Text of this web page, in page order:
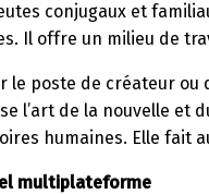
conjugaux et
Il offre un milieu de
le poste de créateur
l’art de la nouvelle et
humaines. Elle fait
multiplateforme